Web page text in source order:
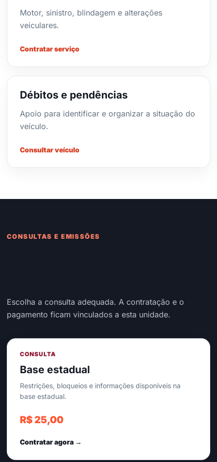
Motor, sinistro, blindagem e alterações
veiculares.
Contratar serviço
Débitos e pendências
Apoio para identificar e organizar a situação do
veículo.
Consultar veículo
CONSULTAS E EMISSÕES
Escolha a consulta adequada. A contratação e o
pagamento ficam vinculados a esta unidade.
CONSULTA
Base estadual
Restrições, bloqueios e informações disponíveis na
base estadual.
R$ 25,00
Contratar agora →